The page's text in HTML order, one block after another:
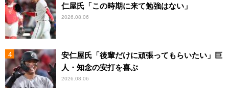
仁屋氏「この時期に来て勉強はない」
2026.08.06
安仁屋氏「後輩だけに頑張ってもらいたい」巨
人・知念の安打を喜ぶ
2026.08.06